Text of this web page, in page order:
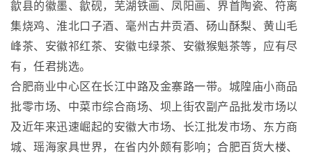
歙县的徽墨、歙砚，芜湖铁画、凤阳画、界首陶瓷、符离
集烧鸡、淮北口子酒、毫州古井贡酒、砀山酥梨、黄山毛
峰茶、安徽祁红茶、安徽屯绿茶、安徽猴魁茶等，应有尽
有，任君挑选。
合肥商业中心区在长江中路及金寨路一带。城隍庙小商品
批零市场、中菜市综合商场、坝上街农副产品批发市场以
及近年来迅速崛起的安徽大市场、长江批发市场、东方商
城、瑶海家具世界，在省内外颇有影响；合肥百货大楼、